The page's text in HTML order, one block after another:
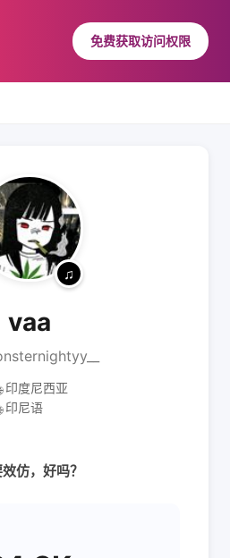
免费获取访问权限
vaa
印度尼西亚
印尼语
仿，好吗？